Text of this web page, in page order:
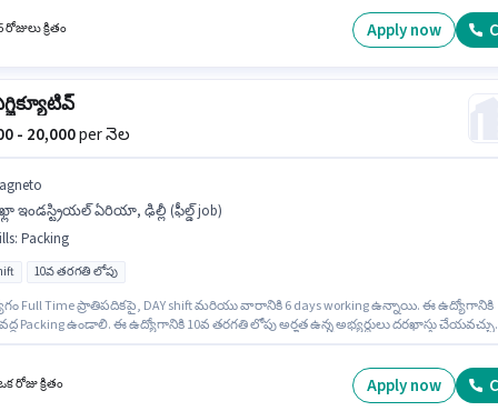
3 - 5 ఏళ్లు సంవత్సరాల అనుభవం ఉన్న వారికి కోసం అనుకూలంగా ఉంటుంది. మీరు నెలకు ₹35000
రోజులు క్రితం Apply now
- 20,000per నెల
ఇండస్ట్రియల్ ఏరియా, ఢిల్లీ (ఫీల్డ్ job)
: Packing
10వ తరగతి లోపు
Full Time ప్రాతిపదికపై, DAY shift మరియు వారానికి 6 days working ఉన్నాయి. ఈ ఉద్యోగానికి
Packing ఉండాలి. ఈ ఉద్యోగానికి 10వ తరగతి లోపు అర్హత ఉన్న అభ్యర్థులు దరఖాస్తు చేయవచ్చు.
రోజు క్రితం Apply now